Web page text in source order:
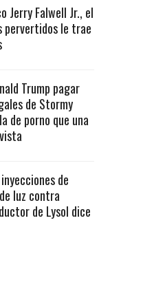
Jerry Falwell Jr., el
pervertidos le trae
Trump pagar
de Stormy
de porno que una
de
luz contra
de Lysol dice